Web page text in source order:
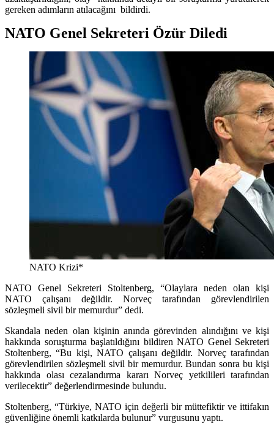
gereken adımların atılacağını bildirdi.
NATO Genel Sekreteri Özür Diledi
NATO Krizi*
NATO Genel Sekreteri Stoltenberg, “Olaylara neden olan kişi
NATO çalışanı değildir. Norveç tarafından görevlendirilen
sözleşmeli sivil bir memurdur” dedi.
Skandala neden olan kişinin anında görevinden alındığını ve kişi
hakkında soruşturma başlatıldığını bildiren NATO Genel Sekreteri
Stoltenberg, “Bu kişi, NATO çalışanı değildir. Norveç tarafından
görevlendirilen sözleşmeli sivil bir memurdur. Bundan sonra bu kişi
hakkında olası cezalandırma kararı Norveç yetkilileri tarafından
verilecektir” değerlendirmesinde bulundu.
Stoltenberg, “Türkiye, NATO için değerli bir müttefiktir ve ittifakın
güvenliğine önemli katkılarda bulunur” vurgusunu yaptı.